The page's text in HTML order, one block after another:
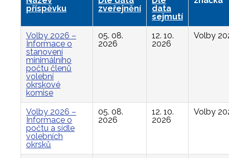
příspěvku
zveřejnění
data
sejmutí
Volby 2026 –
Informace o
stanovení
minimálního
počtu členů
volební
okrskové
komise
05. 08.
2026
12. 10.
2026
Volby
Volby 2026 –
Informace o
počtu a sídle
volebních
okrsků
05. 08.
2026
12. 10.
2026
Volby